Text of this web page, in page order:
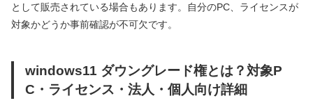
として販売されている場合もあります。自分のPC、ライセンスが
対象かどうか事前確認が不可欠です。
windows11 ダウングレード権とは？対象P
C・ライセンス・法人・個人向け詳細